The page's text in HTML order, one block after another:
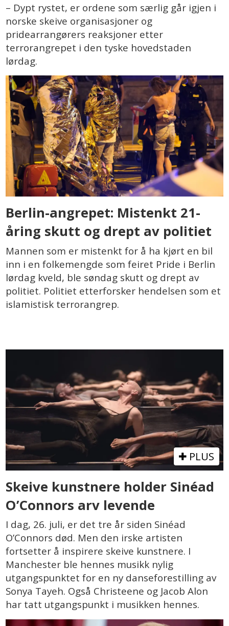
– Dypt rystet, er ordene som særlig går igjen i
norske skeive organisasjoner og
pridearrangørers reaksjoner etter
terrorangrepet i den tyske hovedstaden
lørdag.
Berlin-angrepet: Mistenkt 21-
åring skutt og drept av politiet
Mannen som er mistenkt for å ha kjørt en bil
inn i en folkemengde som feiret Pride i Berlin
lørdag kveld, ble søndag skutt og drept av
politiet. Politiet etterforsker hendelsen som et
islamistisk terrorangrep.
PLUS
Skeive kunstnere holder Sinéad
O’Connors arv levende
I dag, 26. juli, er det tre år siden Sinéad
O’Connors død. Men den irske artisten
fortsetter å inspirere skeive kunstnere. I
Manchester ble hennes musikk nylig
utgangspunktet for en ny danseforestilling av
Sonya Tayeh. Også Christeene og Jacob Alon
har tatt utgangspunkt i musikken hennes.